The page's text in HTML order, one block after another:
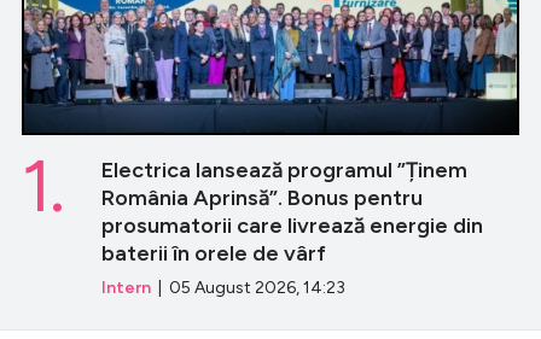
Electrica lansează programul ”Ținem
România Aprinsă”. Bonus pentru
prosumatorii care livrează energie din
baterii în orele de vârf
Intern | 05 August 2026, 14:23
1.